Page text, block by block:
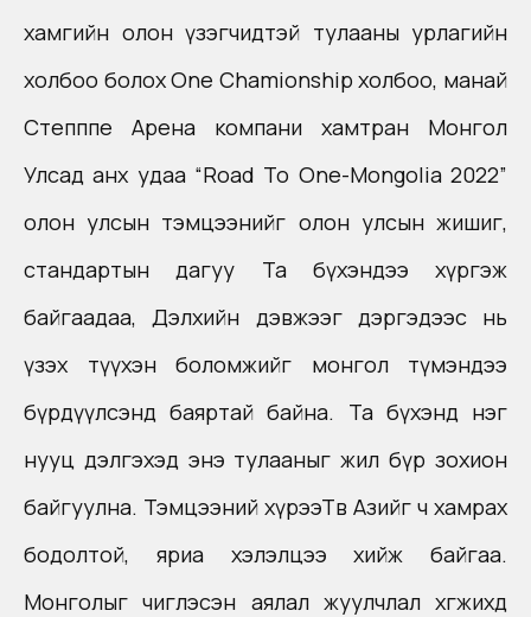
хамгийн олон үзэгчидтэй тулааны урлагийн
холбоо болох One Chamionship холбоо, манай
Степппе Арена компани хамтран Монгол
Улсад анх удаа “Road То One-Mongolia 2022”
олон улсын тэмцээнийг олон улсын жишиг,
стандартын дагуу Та бүхэндээ хүргэж
байгаадаа, Дэлхийн дэвжээг дэргэдээс нь
үзэх түүхэн боломжийг монгол түмэндээ
бүрдүүлсэнд баяртай байна. Та бүхэнд нэг
нууц дэлгэхэд энэ тулааныг жил бүр зохион
байгуулна. Тэмцээний хүрээТөв Азийг ч хамрах
бодолтой, яриа хэлэлцээ хийж байгаа.
Монголыг чиглэсэн аялал жуулчлал хөгжихөд